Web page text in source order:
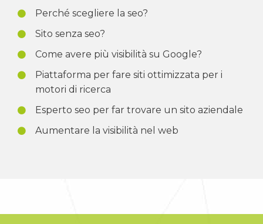
Perché scegliere la seo?
Sito senza seo?
Come avere più visibilità su Google?
Piattaforma per fare siti ottimizzata per i
motori di ricerca
Esperto seo per far trovare un sito aziendale
Aumentare la visibilità nel web